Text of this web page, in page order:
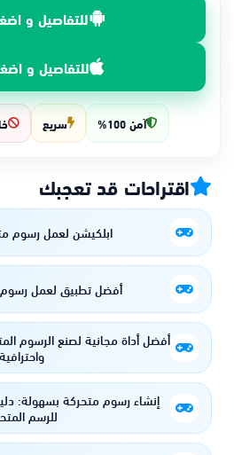
للتفاصيل و
للتفاصيل و
آمن 100% سريع
اقتراحات قد تعجبك
ابلكيشن لعمل رسوم
أفضل تطبيق لعمل
أفضل أداة مجانية لصنع الرسوم
واحترافية
إنشاء رسوم متحركة بسهولة:
للرسم